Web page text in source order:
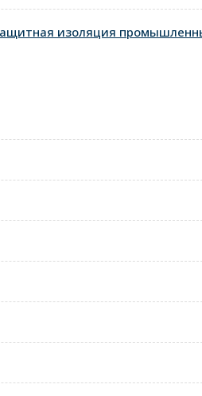
изоляция